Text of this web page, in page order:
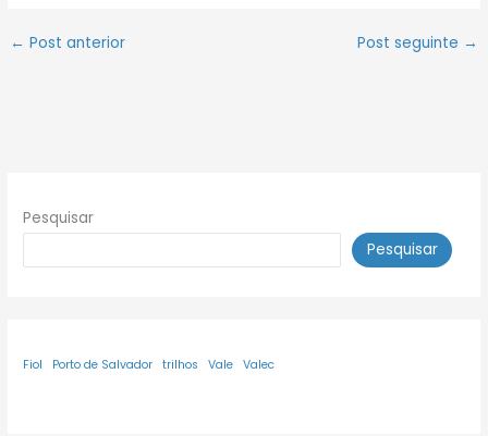
← Post anterior Post seguinte →
Pesquisar
Pesquisar
Fiol Porto de Salvador trilhos Vale Valec